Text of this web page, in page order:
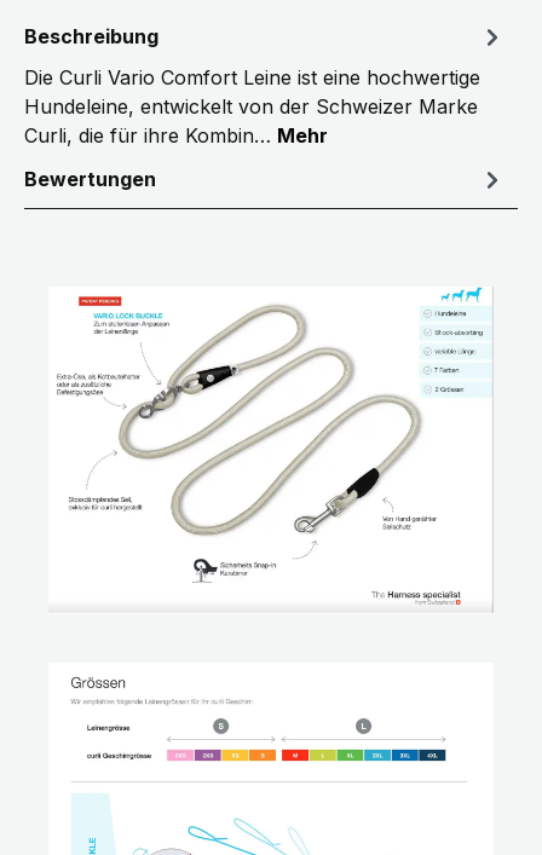
Beschreibung
Die Curli Vario Comfort Leine ist eine hochwertige
Hundeleine, entwickelt von der Schweizer Marke
Curli, die für ihre Kombin… Mehr
Bewertungen